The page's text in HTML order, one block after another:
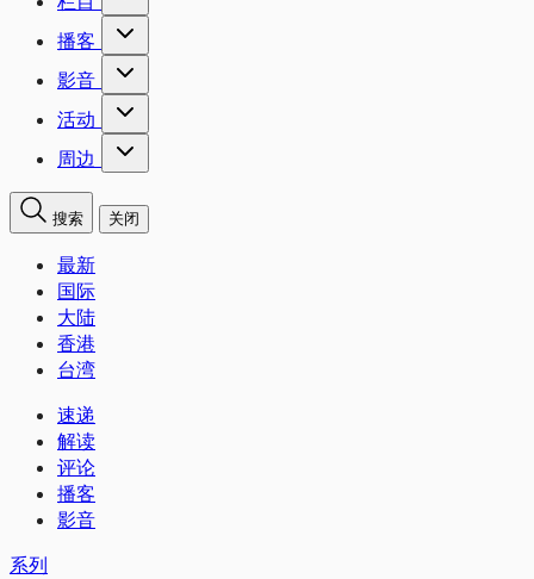
播客
影音
活动
周边
搜索 关闭
最新
国际
大陆
香港
台湾
速递
解读
评论
播客
影音
系列